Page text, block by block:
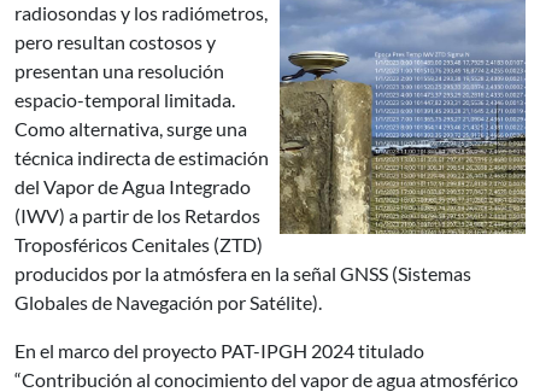
radiosondas y los radiómetros,
pero resultan costosos y
presentan una resolución
espacio-temporal limitada.
Como alternativa, surge una
técnica indirecta de estimación
del Vapor de Agua Integrado
(IWV) a partir de los Retardos
Troposféricos Cenitales (ZTD)
producidos por la atmósfera en la señal GNSS (Sistemas
Globales de Navegación por Satélite).
En el marco del proyecto PAT-IPGH 2024 titulado
“Contribución al conocimiento del vapor de agua atmosférico